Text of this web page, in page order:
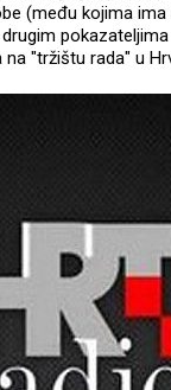
(među kojima
"tržištu rada" u